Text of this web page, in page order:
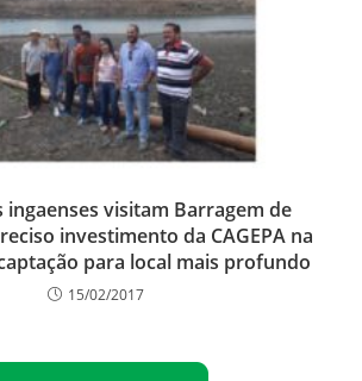
ingaenses visitam Barragem de
investimento da CAGEPA na
para local mais profundo
15/02/2017